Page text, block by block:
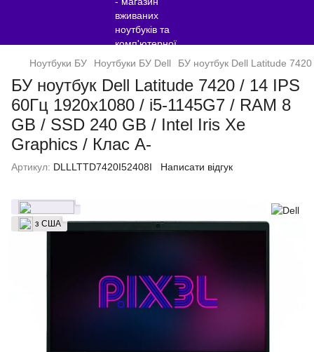
Ноутбуки БУ Ноутбуки БУ Dell БУ ноутбук Dell Latitude
БУ ноутбук Dell Latitude 7420 / 14 IPS
60Гц 1920x1080 / i5-1145G7 / RAM 8
GB / SSD 240 GB / Intel Iris Xe
Graphics / Клас A-
Артикул: DLLLTTD7420I52408I Написати відгук
з США